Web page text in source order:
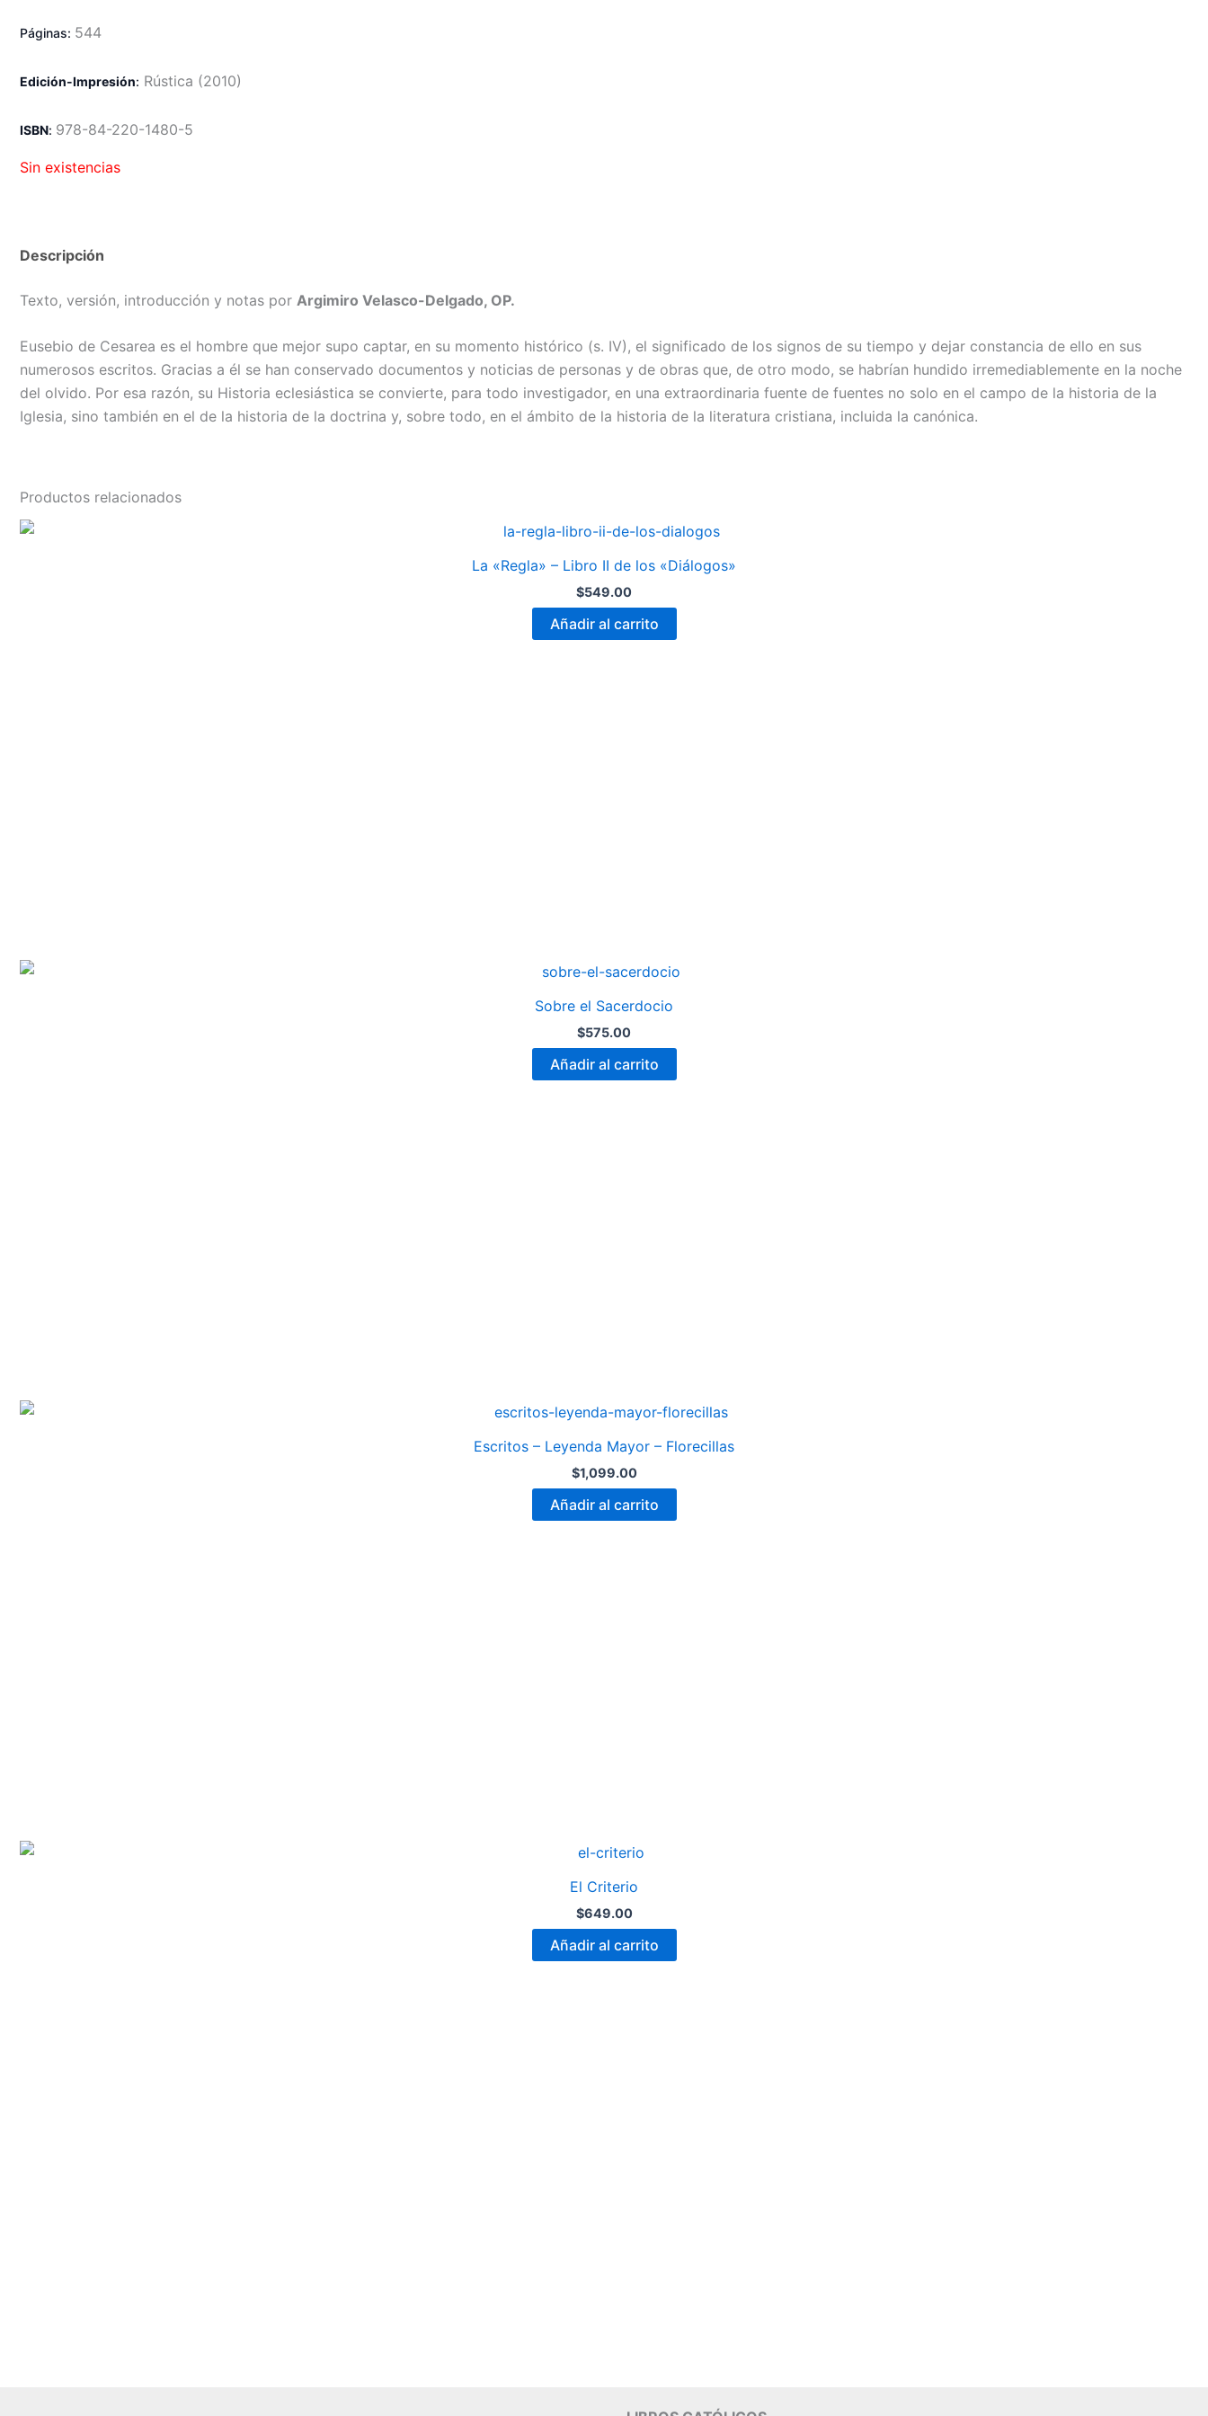
Páginas: 544
Edición-Impresión: Rústica (2010)
ISBN: 978-84-220-1480-5
Sin existencias
Descripción
Texto, versión, introducción y notas por Argimiro Velasco-Delgado, OP.
Eusebio de Cesarea es el hombre que mejor supo captar, en su momento histórico (s. IV), el significado de los signos de su tiempo y dejar constancia de ello en sus
numerosos escritos. Gracias a él se han conservado documentos y noticias de personas y de obras que, de otro modo, se habrían hundido irremediablemente en la noche
del olvido. Por esa razón, su Historia eclesiástica se convierte, para todo investigador, en una extraordinaria fuente de fuentes no solo en el campo de la historia de la
Iglesia, sino también en el de la historia de la doctrina y, sobre todo, en el ámbito de la historia de la literatura cristiana, incluida la canónica.
Productos relacionados
La «Regla» – Libro II de los «Diálogos»
$549.00
Añadir al carrito
Sobre el Sacerdocio
$575.00
Añadir al carrito
Escritos – Leyenda Mayor – Florecillas
$1,099.00
Añadir al carrito
El Criterio
$649.00
Añadir al carrito